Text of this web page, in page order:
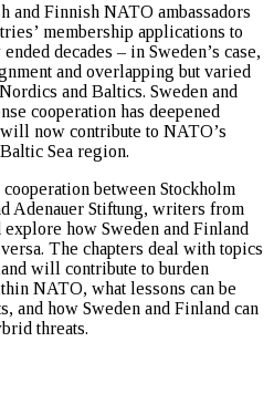
and Finnish NATO ambassadors
membership applications to
decades – in Sweden’s case,
and overlapping but varied
and Baltics. Sweden and
cooperation has deepened
now contribute to NATO’s
Sea region.
between Stockholm
Adenauer Stiftung, writers from
how Sweden and Finland
The chapters deal with topics
will contribute to burden
NATO, what lessons can be
and how Sweden and Finland can
threats.